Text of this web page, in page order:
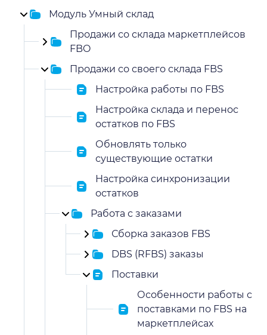
Модуль Умный склад
Продажи со склада маркетплейсов
FBO
Продажи со своего склада FBS
Настройка работы по FBS
Настройка склада и перенос
остатков по FBS
Обновлять только
существующие остатки
Настройка синхронизации
остатков
Работа с заказами
Сборка заказов FBS
DBS (RFBS) заказы
Поставки
Особенности работы с
поставками по FBS на
маркетплейсах